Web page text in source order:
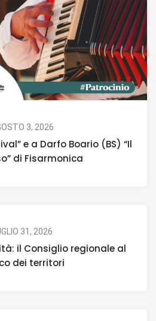
3, 2026
e a Darfo Boario (BS) “Il
di Fisarmonica
31, 2026
il Consiglio regionale al
dei territori